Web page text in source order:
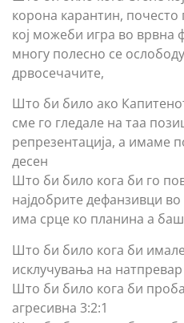
корона карантин,
кој можеби игра во врвна
многу полесно се
дрвосечачите,
Што би било ако
сме го гледале на таа
репрезентација, а имаме
десен
Што би било кога би го
најдобрите дефанзивци
има срце ко планина а
Што би било кога би
исклучувања на натпревар
Што би било кога би
агресивна 3:2:1